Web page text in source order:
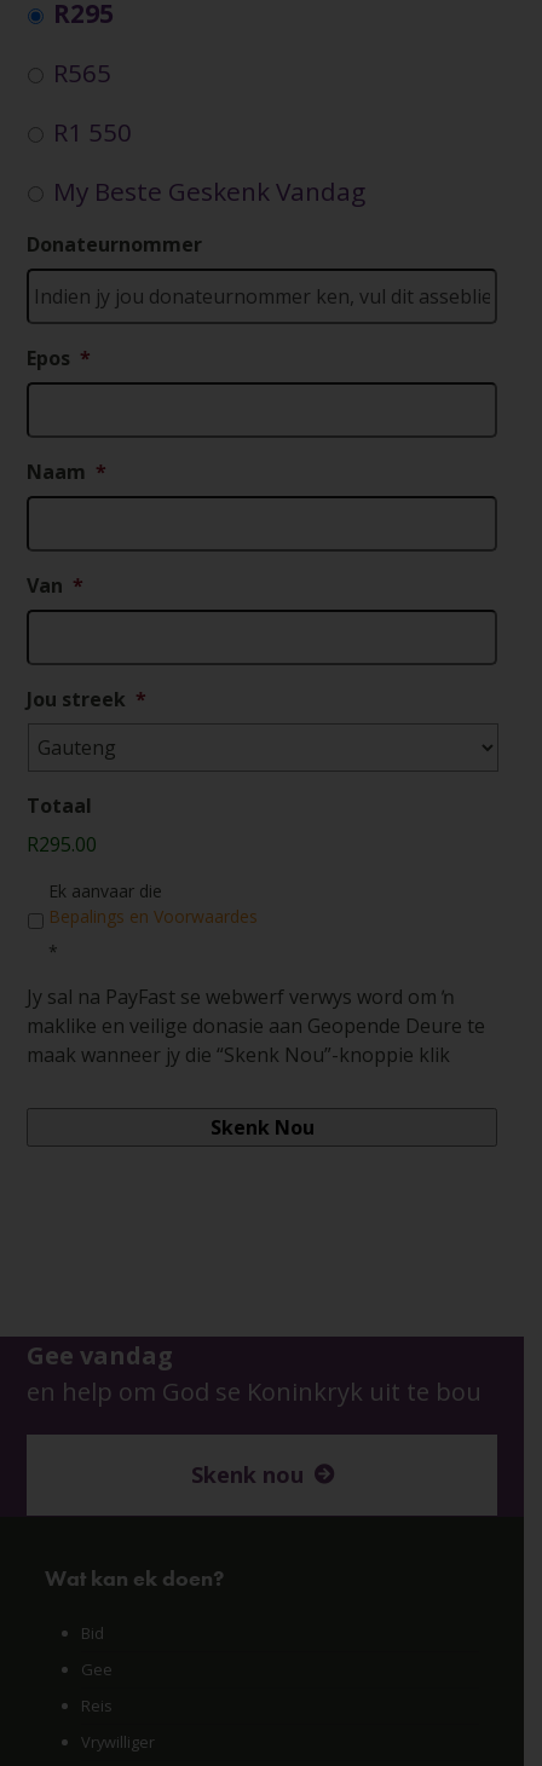
R295
R565
R1 550
My Beste Geskenk Vandag
Donateurnommer
Epos *
Naam *
Van *
Jou streek *
Totaal
R295.00
Consent *
Ek aanvaar die
Bepalings en Voorwaardes
*
Jy sal na PayFast se webwerf verwys word om ŉ
maklike en veilige donasie aan Geopende Deure te
maak wanneer jy die “Skenk Nou”-knoppie klik
Gee vandag
en help om God se Koninkryk uit te bou
Skenk nou
Wat kan ek doen?
Bid
Gee
Reis
Vrywilliger